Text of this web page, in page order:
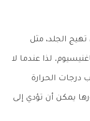
الجلد، مثل
لذا عندما لا
درجات الحرارة
يمكن أن تؤدي إلى